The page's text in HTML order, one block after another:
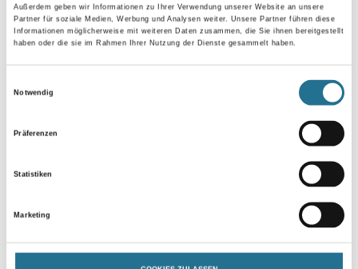
Außerdem geben wir Informationen zu Ihrer Verwendung unserer Website an unsere
Partner für soziale Medien, Werbung und Analysen weiter. Unsere Partner führen diese
Informationen möglicherweise mit weiteren Daten zusammen, die Sie ihnen bereitgestellt
haben oder die sie im Rahmen Ihrer Nutzung der Dienste gesammelt haben.
Notwendig
Präferenzen
Statistiken
Marketing
GEFAHRENHINWEISE